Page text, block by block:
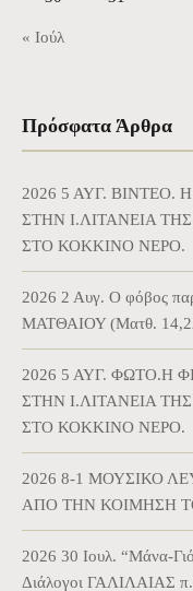
« Ιούλ
Πρόσφατα Άρθρα
2026 5 ΑΥΓ.
ΣΤΗΝ Ι.ΛΙΤΑΝΕΙΑ
ΣΤΟ ΚΟΚΚΙΝΟ ΝΕΡΟ.
2026 2 Αυγ. Ο φόβος
ΜΑΤΘΑΙΟΥ (Ματθ.
2026 5 ΑΥΓ. ΦΩΤΟ.Η
ΣΤΗΝ Ι.ΛΙΤΑΝΕΙΑ
ΣΤΟ ΚΟΚΚΙΝΟ ΝΕΡΟ.
2026 8-1 ΜΟΥΣΙΚΟ
ΑΠΟ ΤΗΝ ΚΟΙΜΗΣΗ
2026 30 Ιουλ. “Μάνα-
Διάλογοι ΓΑΛΙΛΑΙΑΣ